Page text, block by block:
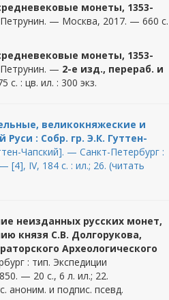
монеты, 1353-
— Москва, 2017. — 660 с.
монеты, 1353-
— 2-е изд., перераб. и
: цв. ил. : 300 экз.
великокняжеские и
: Собр. гр. Э.К. Гуттен-
Чапский]. — Санкт-Петербург :
[4], IV, 184 с. : ил.; 26. (читать
неизданных русских монет,
князя С.В. Долгорукова,
Археологического
: тип. Экспедиции
— 20 с., 6 л. ил.; 22.
аноним. и подпис. псевд.